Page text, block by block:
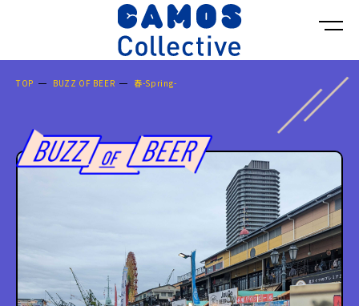
TOP BUZZ OF BEER 春-Spring-